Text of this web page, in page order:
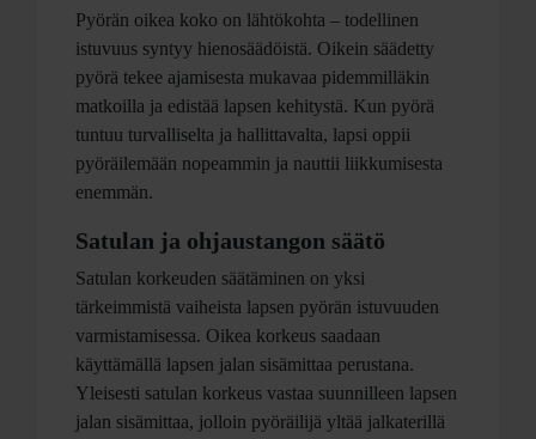
Pyörän oikea koko on lähtökohta – todellinen
istuvuus syntyy hienosäädöistä. Oikein säädetty
pyörä tekee ajamisesta mukavaa pidemmilläkin
matkoilla ja edistää lapsen kehitystä. Kun pyörä
tuntuu turvalliselta ja hallittavalta, lapsi oppii
pyöräilemään nopeammin ja nauttii liikkumisesta
enemmän.
Satulan ja ohjaustangon säätö
Satulan korkeuden säätäminen on yksi
tärkeimmistä vaiheista lapsen pyörän istuvuuden
varmistamisessa. Oikea korkeus saadaan
käyttämällä lapsen jalan sisämittaa perustana.
Yleisesti satulan korkeus vastaa suunnilleen lapsen
jalan sisämittaa, jolloin pyöräilijä yltää jalkaterillä